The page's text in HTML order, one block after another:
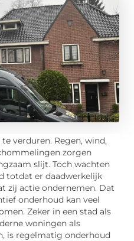
verduren. Regen, wind,
zorgen
slijt. Toch wachten
totdat er daadwerkelijk
zij actie ondernemen. Dat
onderhoud kan veel
Zeker in een stad als
woningen als
is regelmatig onderhoud